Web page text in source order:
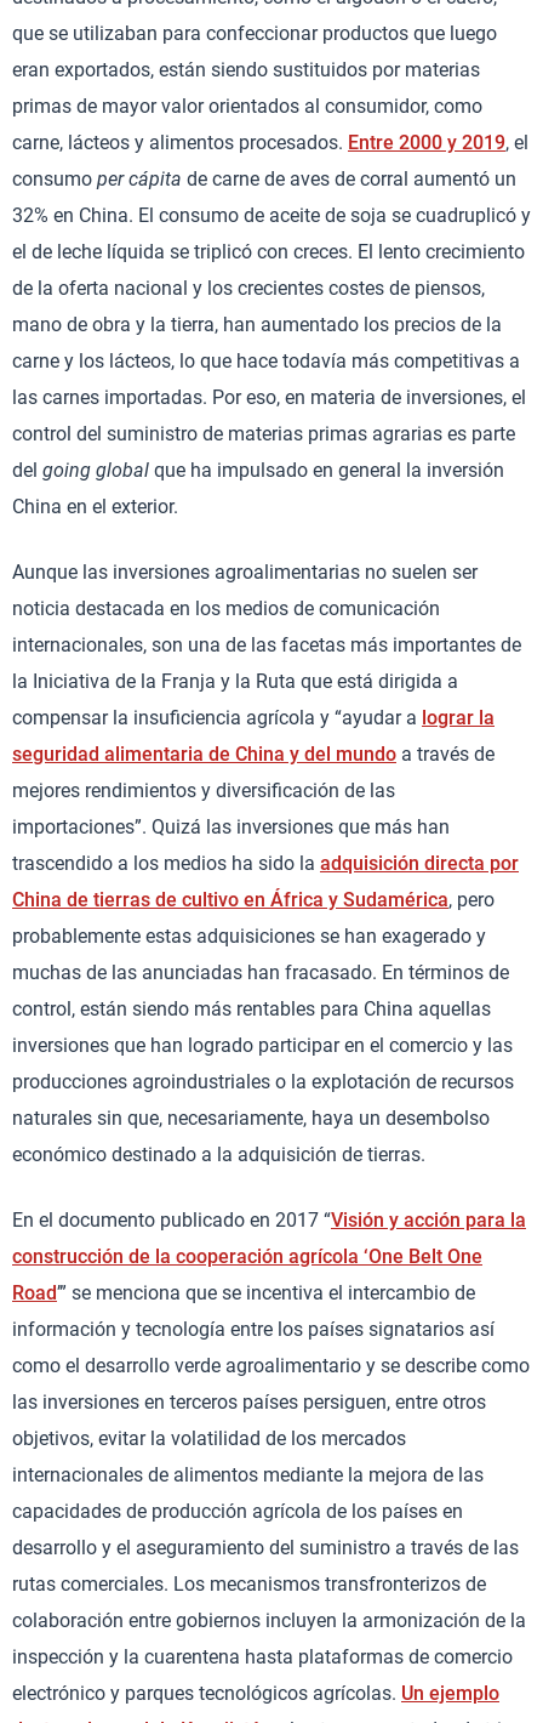
que se utilizaban para confeccionar productos que luego
eran exportados, están siendo sustituidos por materias
primas de mayor valor orientados al consumidor, como
carne, lácteos y alimentos procesados. Entre 2000 y 2019, el
consumo per cápita de carne de aves de corral aumentó un
32% en China. El consumo de aceite de soja se cuadruplicó y
el de leche líquida se triplicó con creces. El lento crecimiento
de la oferta nacional y los crecientes costes de piensos,
mano de obra y la tierra, han aumentado los precios de la
carne y los lácteos, lo que hace todavía más competitivas a
las carnes importadas. Por eso, en materia de inversiones, el
control del suministro de materias primas agrarias es parte
del going global que ha impulsado en general la inversión
China en el exterior.
Aunque las inversiones agroalimentarias no suelen ser
noticia destacada en los medios de comunicación
internacionales, son una de las facetas más importantes de
la Iniciativa de la Franja y la Ruta que está dirigida a
compensar la insuficiencia agrícola y “ayudar a lograr la
seguridad alimentaria de China y del mundo a través de
mejores rendimientos y diversificación de las
importaciones”. Quizá las inversiones que más han
trascendido a los medios ha sido la adquisición directa por
China de tierras de cultivo en África y Sudamérica, pero
probablemente estas adquisiciones se han exagerado y
muchas de las anunciadas han fracasado. En términos de
control, están siendo más rentables para China aquellas
inversiones que han logrado participar en el comercio y las
producciones agroindustriales o la explotación de recursos
naturales sin que, necesariamente, haya un desembolso
económico destinado a la adquisición de tierras.
En el documento publicado en 2017 “Visión y acción para la
construcción de la cooperación agrícola ‘One Belt One
Road’” se menciona que se incentiva el intercambio de
información y tecnología entre los países signatarios así
como el desarrollo verde agroalimentario y se describe como
las inversiones en terceros países persiguen, entre otros
objetivos, evitar la volatilidad de los mercados
internacionales de alimentos mediante la mejora de las
capacidades de producción agrícola de los países en
desarrollo y el aseguramiento del suministro a través de las
rutas comerciales. Los mecanismos transfronterizos de
colaboración entre gobiernos incluyen la armonización de la
inspección y la cuarentena hasta plataformas de comercio
electrónico y parques tecnológicos agrícolas. Un ejemplo